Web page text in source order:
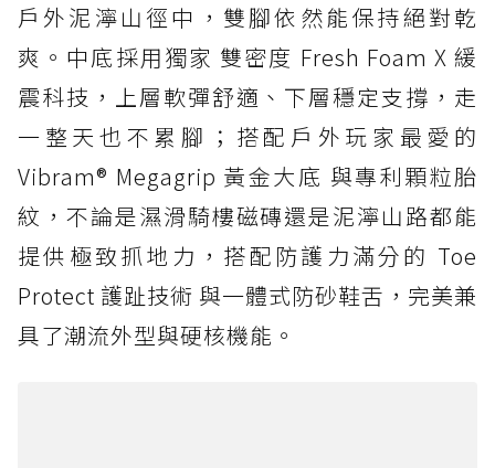
戶外泥濘山徑中，雙腳依然能保持絕對乾
爽。中底採用獨家 雙密度 Fresh Foam X 緩
震科技，上層軟彈舒適、下層穩定支撐，走
一整天也不累腳；搭配戶外玩家最愛的
Vibram® Megagrip 黃金大底 與專利顆粒胎
紋，不論是濕滑騎樓磁磚還是泥濘山路都能
提供極致抓地力，搭配防護力滿分的 Toe
Protect 護趾技術 與一體式防砂鞋舌，完美兼
具了潮流外型與硬核機能。